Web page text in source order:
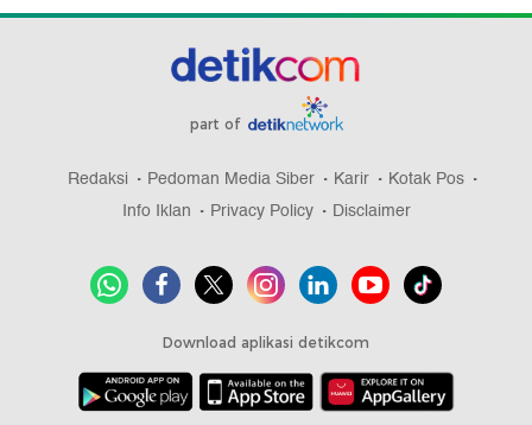
part of
Redaksi Pedoman Media Siber Karir
Kotak Pos
Info Iklan
Privacy Policy Disclaimer
Download aplikasi detikcom